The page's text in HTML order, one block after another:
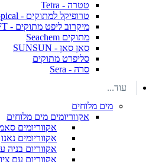
טטרה - Tetra
טרופיקל למתוקים - Tropical
מיקרוב ליפט מתוקים - MICROBE LIFT
מתוקים Seachem
סאן סאן - SUNSUN
סליפרט מתוקים
סרה - Sera
עוד...
מים מלוחים
אקווריומים מים מלוחים
אקווריומים
אקווריומים נאנו
אקווריום בניה
אקווריום עם